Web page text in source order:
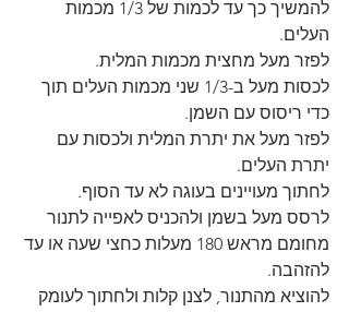
להמשיך כך עד לכמות של 1/3 מכמות
העלים.
לפזר מעל מחצית מכמות המלית.
לכסות מעל ב-1/3 שני מכמות העלים תוך
כדי ריסוס עם השמן.
לפזר מעל את יתרת המלית ולכסות עם
יתרת העלים.
לחתוך מעויינים בעוגה לא עד הסוף.
לרסס מעל בשמן ולהכניס לאפייה לתנור
מחומם מראש 180 מעלות כחצי שעה או עד
להזהבה.
להוציא מהתנור, לצנן קלות ולחתוך לעומק